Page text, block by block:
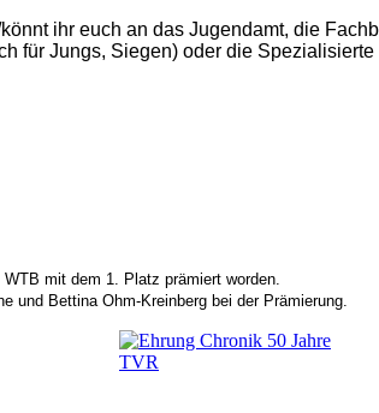
ihr euch an das Jugendamt, die
für Jungs, Siegen) oder die
mit dem 1. Platz prämiert worden.
und Bettina Ohm-Kreinberg bei der Prämierung.